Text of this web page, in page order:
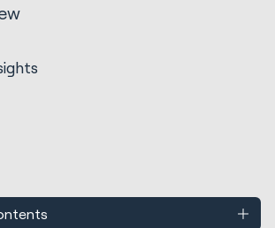
führen wir Sie durch die wichtigsten